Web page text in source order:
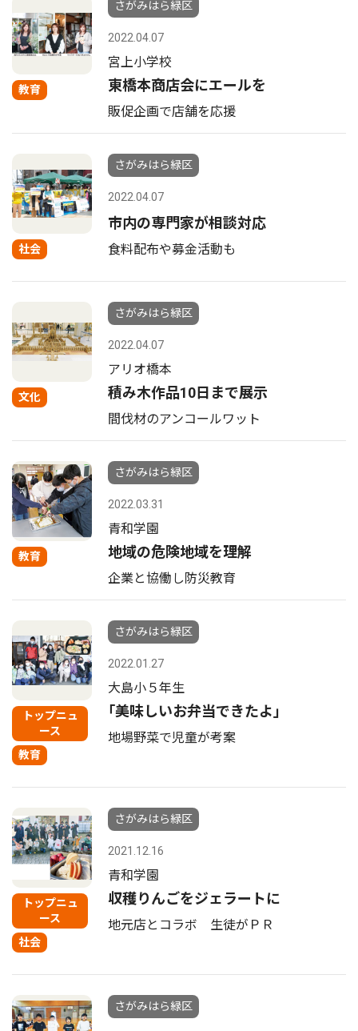
教育
さがみはら緑区
2022.04.07
宮上小学校
東橋本商店会にエールを
販促企画で店舗を応援
社会
さがみはら緑区
2022.04.07
市内の専門家が相談対応
食料配布や募金活動も
文化
さがみはら緑区
2022.04.07
アリオ橋本
積み木作品10日まで展示
間伐材のアンコールワット
教育
さがみはら緑区
2022.03.31
青和学園
地域の危険地域を理解
企業と協働し防災教育
トップニュ
ース
教育
さがみはら緑区
2022.01.27
大島小５年生
｢美味しいお弁当できたよ｣
地場野菜で児童が考案
トップニュ
ース
社会
さがみはら緑区
2021.12.16
青和学園
収穫りんごをジェラートに
地元店とコラボ 生徒がＰＲ
さがみはら緑区